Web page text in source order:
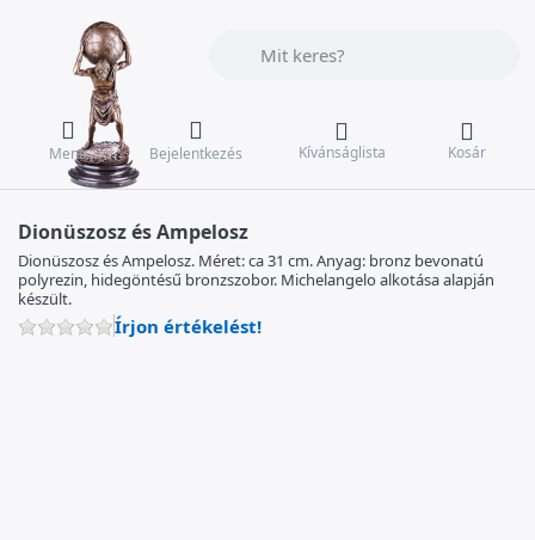
Menü Bejelentkezés Kívánságlista Kosár
Dionüszosz és Ampelosz
Dionüszosz és Ampelosz. Méret: ca 31 cm. Anyag: bronz bevonatú
polyrezin, hidegöntésű bronzszobor. Michelangelo alkotása alapján
készült.
Írjon értékelést!